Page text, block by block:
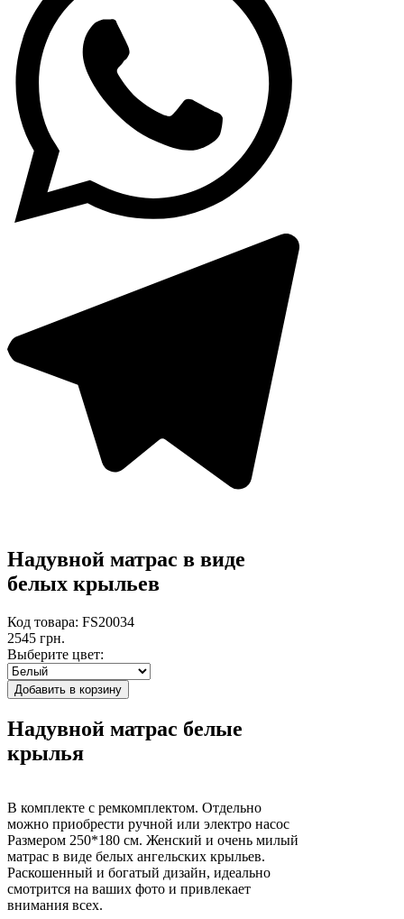
Надувной матрас в виде
белых крыльев
Код товара: FS20034
2545 грн.
Выберите цвет:
Надувной матрас белые
крылья
В комплекте с ремкомплектом. Отдельно
можно приобрести ручной или электро насос
Размером 250*180 см. Женский и очень милый
матрас в виде белых ангельских крыльев.
Раскошенный и богатый дизайн, идеально
смотрится на ваших фото и привлекает
внимания всех.